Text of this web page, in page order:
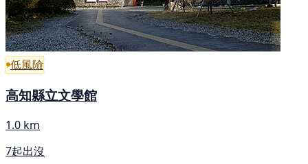
低風險
高知縣立文學館
1.0 km
7起出沒